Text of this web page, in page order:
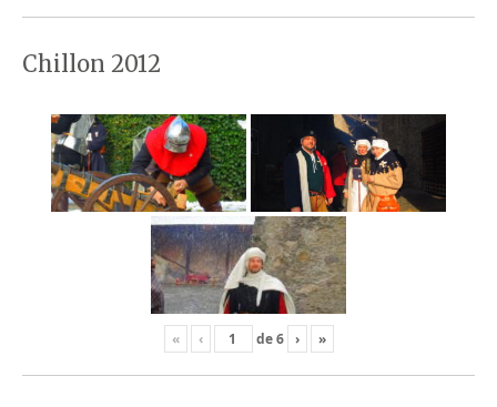
Chillon 2012
« ‹ de6 › »